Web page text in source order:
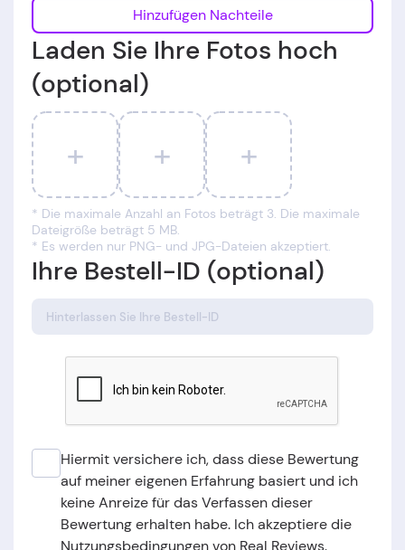
Hinzufügen Nachteile
Laden Sie Ihre Fotos hoch
(optional)
+ + +
* Die maximale Anzahl an Fotos beträgt 3. Die maximale
Dateigröße beträgt 5 MB.
* Es werden nur PNG- und JPG-Dateien akzeptiert.
Ihre Bestell-ID (optional)
Hiermit versichere ich, dass diese Bewertung
auf meiner eigenen Erfahrung basiert und ich
keine Anreize für das Verfassen dieser
Bewertung erhalten habe. Ich akzeptiere die
Nutzungsbedingungen von Real Reviews.